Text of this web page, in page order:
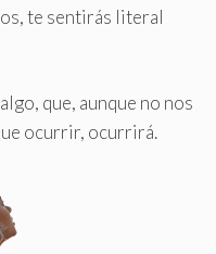
te sentirás literal
que, aunque no nos
ocurrir, ocurrirá.